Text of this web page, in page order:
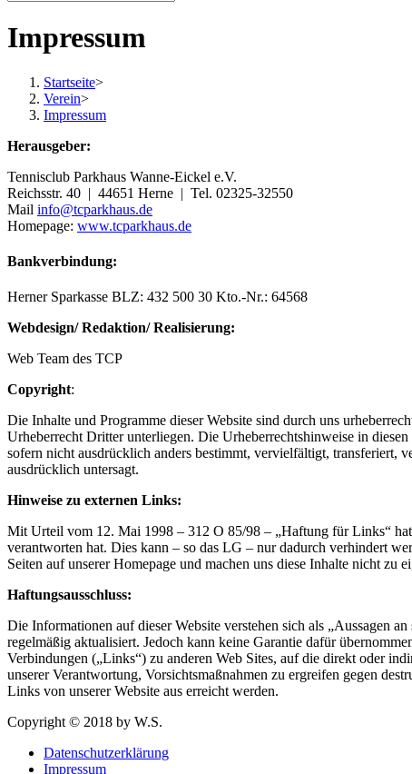
Impressum
Startseite>
Verein>
Impressum
Herausgeber:
Tennisclub Parkhaus Wanne-Eickel e.V.
Reichsstr. 40 | 44651 Herne | Tel. 02325-32550
Mail info@tcparkhaus.de
Homepage: www.tcparkhaus.de
Bankverbindung:
Herner Sparkasse BLZ: 432 500 30 Kto.-Nr.: 64568
Webdesign/ Redaktion/ Realisierung:
Web Team des TCP
Copyright:
Die Inhalte und Programme dieser Website sind durch uns
Urheberrecht Dritter unterliegen. Die Urheberrechtshinweise in
sofern nicht ausdrücklich anders bestimmt, vervielfältigt, transferiert,
ausdrücklich untersagt.
Hinweise zu externen Links:
Mit Urteil vom 12. Mai 1998 – 312 O 85/98 – „Haftung für Links“
verantworten hat. Dies kann – so das LG – nur dadurch verhindert
Seiten auf unserer Homepage und machen uns diese Inhalte nicht zu
Haftungsausschluss:
Die Informationen auf dieser Website verstehen sich als „Aussagen
regelmäßig aktualisiert. Jedoch kann keine Garantie dafür
Verbindungen („Links“) zu anderen Web Sites, auf die direkt oder
unserer Verantwortung, Vorsichtsmaßnahmen zu ergreifen gegen
Links von unserer Website aus erreicht werden.
Copyright © 2018 by W.S.
Datenschutzerklärung
Impressum